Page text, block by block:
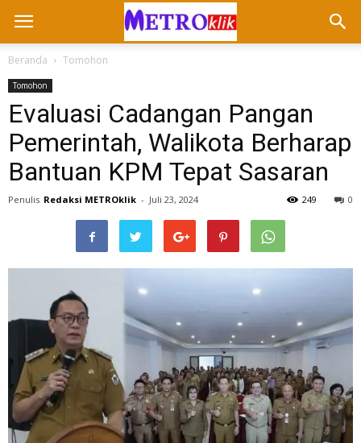
Beranda Tomohon
Tomohon
Evaluasi Cadangan Pangan
Pemerintah, Walikota Berharap
Bantuan KPM Tepat Sasaran
Penulis Redaksi METROklik - Juli 23, 2024 0
249